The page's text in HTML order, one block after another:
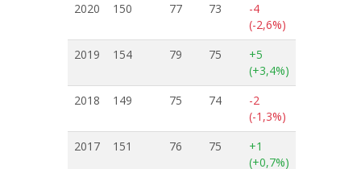
2020
150 77 73
-4
(-2,6%)
2019
154 79 75
+5
(+3,4%)
2018
149 75 74
-2
(-1,3%)
2017
151 76 75
+1
(+0,7%)